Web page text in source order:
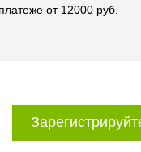
от 12000 руб.